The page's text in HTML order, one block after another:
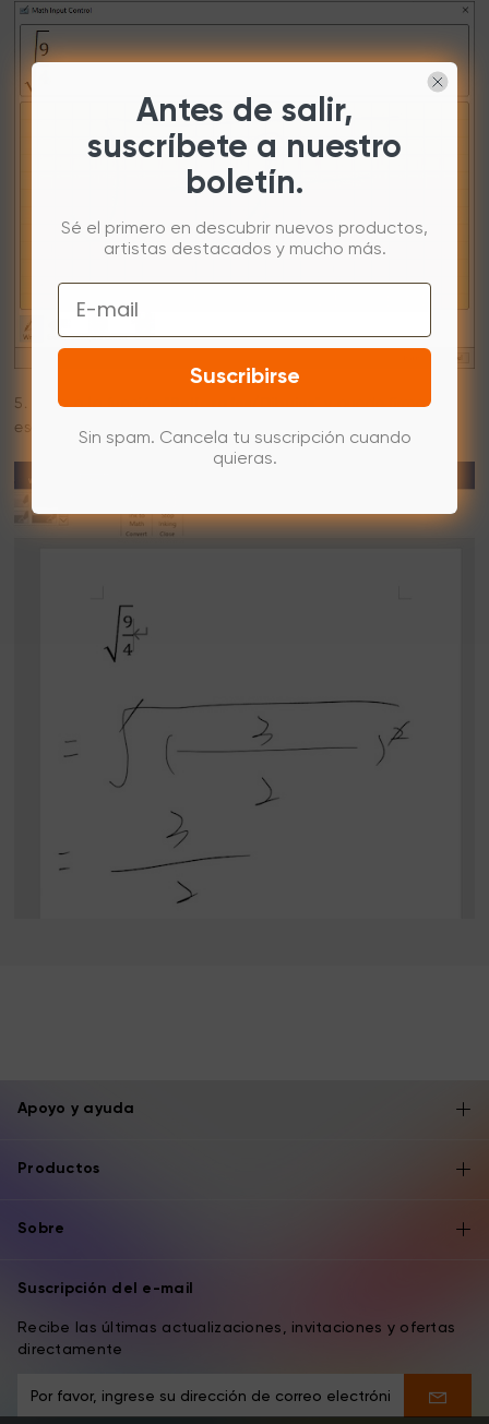
5. Vaya a la función "Bolígrafos/Dibujos" y puede firmar o
escribir a mano en la página.
Apoyo y ayuda
Productos
Sobre
Suscripción del e-mail
Recibe las últimas actualizaciones, invitaciones y ofertas
directamente
Antes de salir,
suscríbete a nuestro
boletín.
Sé el primero en descubrir nuevos productos,
artistas destacados y mucho más.
Email
Suscribirse
Sin spam. Cancela tu suscripción cuando
quieras.